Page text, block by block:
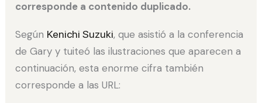
corresponde a contenido duplicado.
Según Kenichi Suzuki, que asistió a la conferencia
de Gary y tuiteó las ilustraciones que aparecen a
continuación, esta enorme cifra también
corresponde a las URL: